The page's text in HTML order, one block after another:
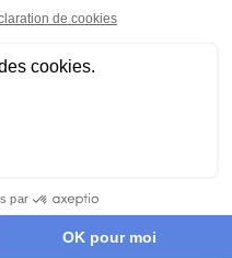
festivals et grand
province. Réputée
LeFestival Fringe
des plus grands